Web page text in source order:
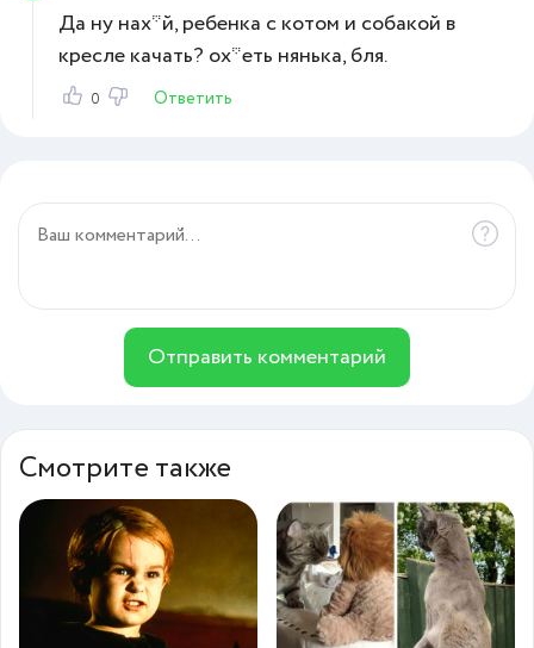
Да ну нах*й, ребенка с котом и собакой в
кресле качать? ох*еть нянька, бля.
0 Ответить
Отправить комментарий
Смотрите также